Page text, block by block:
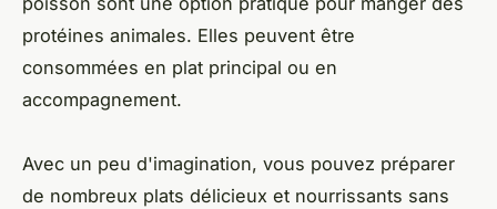
protéines animales. Elles peuvent être
consommées en plat principal ou en
accompagnement.
Avec un peu d'imagination, vous pouvez préparer
de nombreux plats délicieux et nourrissants sans